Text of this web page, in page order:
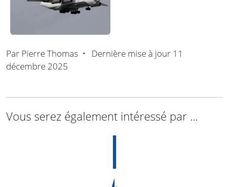
Par Pierre Thomas • Dernière mise à jour 11
décembre 2025
Vous serez également intéressé par ...